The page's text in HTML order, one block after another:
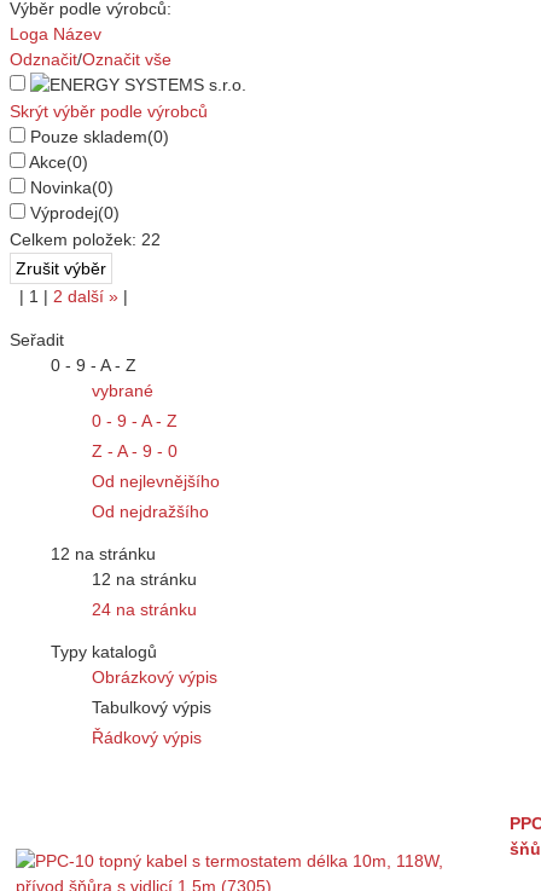
Výběr podle výrobců:
Loga Název
Odznačit/Označit vše
Skrýt výběr podle výrobců
Pouze skladem(0)
Akce(0)
Novinka(0)
Výprodej(0)
Celkem položek: 22
| 1 | 2 další » |
Seřadit
0 - 9 - A - Z
vybrané
0 - 9 - A - Z
Z - A - 9 - 0
Od nejlevnějšího
Od nejdražšího
12 na stránku
12 na stránku
24 na stránku
Typy katalogů
Obrázkový výpis
Tabulkový výpis
Řádkový výpis